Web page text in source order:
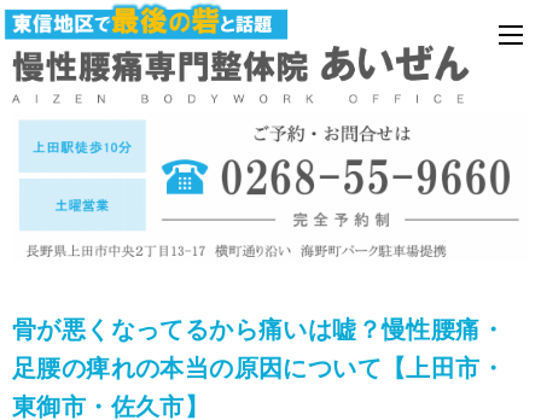
骨が悪くなってるから痛いは嘘？慢性腰痛・
足腰の痺れの本当の原因について【上田市・
東御市・佐久市】